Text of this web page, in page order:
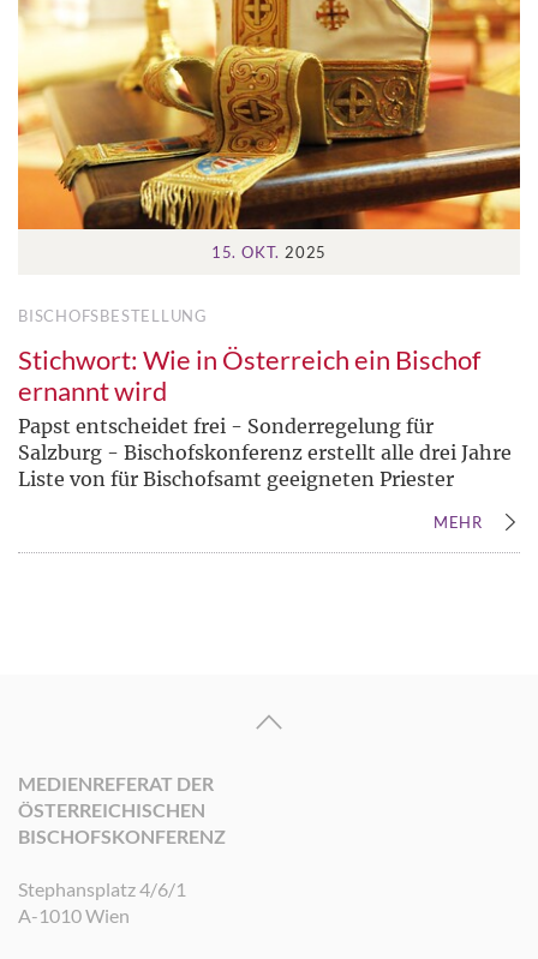
15. OKT. 2025
BISCHOFSBESTELLUNG
Stichwort: Wie in Österreich ein Bischof
ernannt wird
Papst entscheidet frei - Sonderregelung für
Salzburg - Bischofskonferenz erstellt alle drei Jahre
Liste von für Bischofsamt geeigneten Priester
MEHR
MEDIENREFERAT DER
ÖSTERREICHISCHEN
BISCHOFSKONFERENZ
Stephansplatz 4/6/1
A-1010 Wien